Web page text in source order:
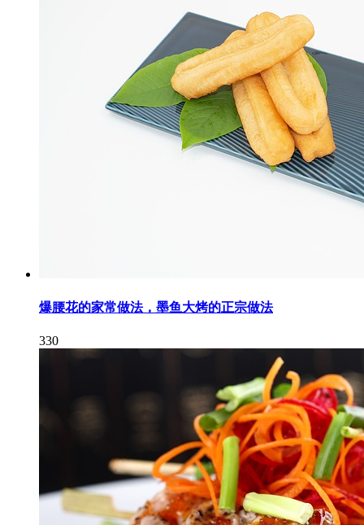
爆腰花的家常做法，墨鱼大烤的正宗做法
330